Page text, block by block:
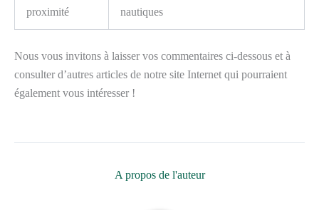
proximité
nautiques
Nous vous invitons à laisser vos commentaires ci-dessous et à
consulter d’autres articles de notre site Internet qui pourraient
également vous intéresser !
A propos de l'auteur